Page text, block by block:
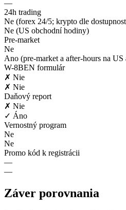
—
24h trading
Ne (forex 24/5; krypto dle
Ne (US obchodní hodiny)
Pre-market
Ne
Ano (pre-market a after-hours na
W-8BEN formulár
✗ Nie
✗ Nie
Daňový report
✗ Nie
✓ Áno
Vernostný program
Ne
Ne
Promo kód k registrácii
—
—
Záver porovnania